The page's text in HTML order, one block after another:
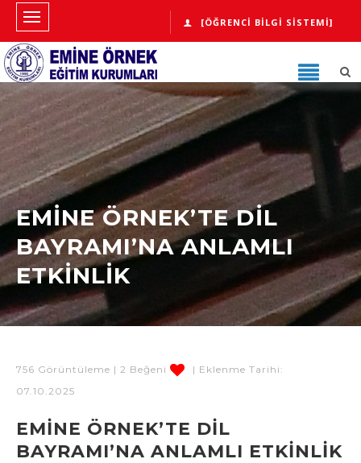
[ÖĞRENCI BILGI SISTEMI]
EMİNE ÖRNEK’TE DİL
BAYRAMI’NA ANLAMLI
ETKİNLİK
756 Görüntüleme | 2 Beğeni
| Eklenme Tarihi:
07.10.2025
EMİNE ÖRNEK’TE DİL
BAYRAMI’NA ANLAMLI ETKİNLİK